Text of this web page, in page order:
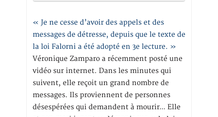
« Je ne cesse d’avoir des appels et des
messages de détresse, depuis que le texte de
la loi Falorni a été adopté en 3e lecture. »
Véronique Zamparo a récemment posté une
vidéo sur internet. Dans les minutes qui
suivent, elle reçoit un grand nombre de
messages. Ils proviennent de personnes
désespérées qui demandent à mourir… Elle